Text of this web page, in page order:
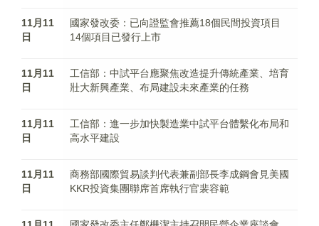
11月11
日
國家發改委：已向證監會推薦18個民間投資項目
14個項目已發行上市
11月11
日
工信部：中試平台應聚焦改造提升傳統產業、培育
壯大新興產業、布局建設未來產業的任務
11月11
日
工信部：進一步加快製造業中試平台體繫化布局和
高水平建設
11月11
日
商務部國際貿易談判代表兼副部長李成鋼會見美國
KKR投資集團聯席首席執行官裴容範